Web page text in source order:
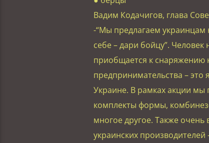
Вадим Кодачигов, глава
-“Мы предлагаем украинцам
себе – дари бойцу”.
приобщается к снаряжению
предпринимательства –
Украине. В рамках акции
комплекты формы,
многое другое. Также
украинских